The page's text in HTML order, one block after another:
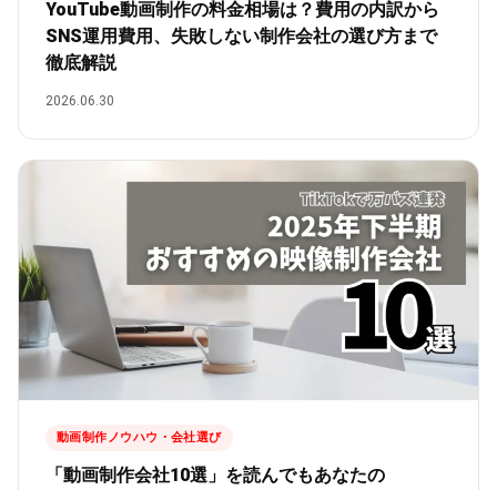
YouTube動画制作の料金相場は？費用の内訳から
SNS運用費用、失敗しない制作会社の選び方まで
徹底解説
2026.06.30
動画制作ノウハウ・会社選び
「動画制作会社10選」を読んでもあなたの